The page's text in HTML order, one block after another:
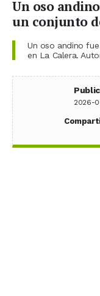
Un oso
un conjunto
Un oso andino
en La Calera.
2026-